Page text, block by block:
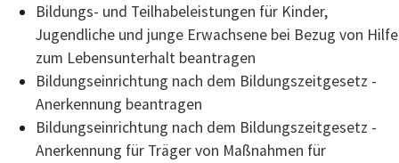
Bildungs- und Teilhabeleistungen für Kinder,
Jugendliche und junge Erwachsene bei Bezug von Hilfe
zum Lebensunterhalt beantragen
Bildungseinrichtung nach dem Bildungszeitgesetz -
Anerkennung beantragen
Bildungseinrichtung nach dem Bildungszeitgesetz -
Anerkennung für Träger von Maßnahmen für